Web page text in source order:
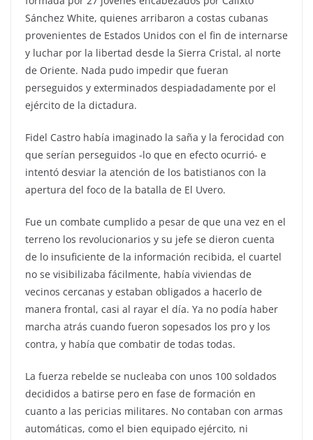
Sánchez White, quienes arribaron a costas cubanas
provenientes de Estados Unidos con el fin de internarse
y luchar por la libertad desde la Sierra Cristal, al norte
de Oriente. Nada pudo impedir que fueran
perseguidos y exterminados despiadadamente por el
ejército de la dictadura.
Fidel Castro había imaginado la saña y la ferocidad con
que serían perseguidos -lo que en efecto ocurrió- e
intentó desviar la atención de los batistianos con la
apertura del foco de la batalla de El Uvero.
Fue un combate cumplido a pesar de que una vez en el
terreno los revolucionarios y su jefe se dieron cuenta
de lo insuficiente de la información recibida, el cuartel
no se visibilizaba fácilmente, había viviendas de
vecinos cercanas y estaban obligados a hacerlo de
manera frontal, casi al rayar el día. Ya no podía haber
marcha atrás cuando fueron sopesados los pro y los
contra, y había que combatir de todas todas.
La fuerza rebelde se nucleaba con unos 100 soldados
decididos a batirse pero en fase de formación en
cuanto a las pericias militares. No contaban con armas
automáticas, como el bien equipado ejército, ni